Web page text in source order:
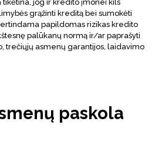
tikėtina, jog ir kredito įmonei kils
grąžinti kreditą bei sumokėti
papildomas rizikas kredito
palūkanų normą ir/ar paprašyti
trečiųjų asmenų garantijos, laidavimo
paskola